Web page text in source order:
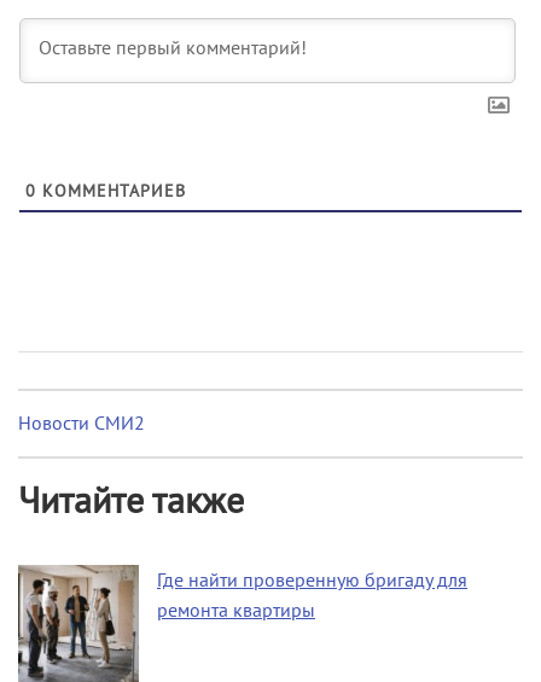
0 КОММЕНТАРИЕВ
Новости СМИ2
Читайте также
Где найти проверенную бригаду для
ремонта квартиры